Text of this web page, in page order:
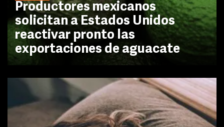
Productores mexicanos
solicitan a Estados Unidos
reactivar pronto las
exportaciones de aguacate